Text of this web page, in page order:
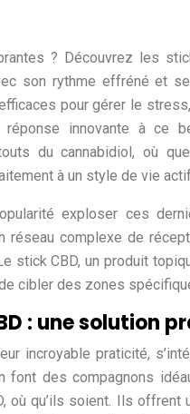
? Découvrez les
son rythme effréné et
pour gérer le
innovante à ce
du cannabidiol, où
à un style de vie
exploser ces
réseau complexe de
stick CBD, un produit
cibler des zones
: une solution
incroyable praticité,
des compagnons
où qu’ils soient. Ils offrent